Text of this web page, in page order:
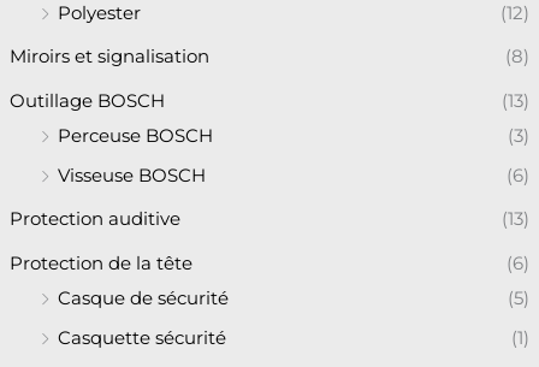
Polyester
(12)
Miroirs et signalisation (8)
Outillage BOSCH
(13)
Perceuse BOSCH
(3)
Visseuse BOSCH
(6)
Protection auditive (13)
Protection de la tête
(6)
Casque de sécurité
(5)
Casquette sécurité
(1)